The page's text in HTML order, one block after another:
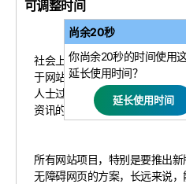
尚余20秒
你尚余20秒的时间使用
延长使用时间？
可调整时间
社会上的每个人均有责任平等
于网站来说，这一点尤为重要
人士过更正常的生活。在某些
资讯的唯一途径。
所有网站项目，特别是要推出
无障碍网页的方案，长远来说